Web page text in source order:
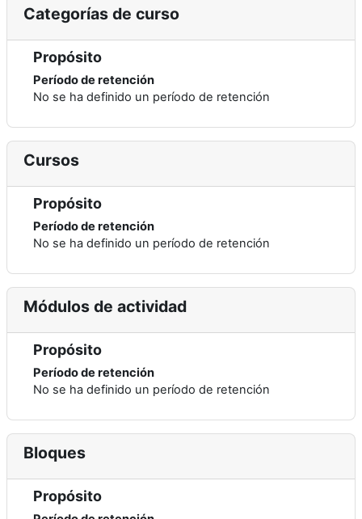
Categorías de curso
Propósito
Período de retención
No se ha definido un período de retención
Cursos
Propósito
Período de retención
No se ha definido un período de retención
Módulos de actividad
Propósito
Período de retención
No se ha definido un período de retención
Bloques
Propósito